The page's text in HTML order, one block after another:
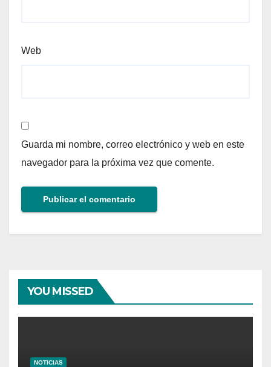
Web
Guarda mi nombre, correo electrónico y web en este
navegador para la próxima vez que comente.
YOU MISSED
NOTICIAS